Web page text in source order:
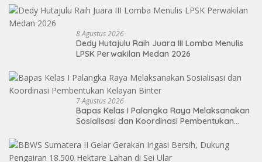
8 Agustus 2026
Dedy Hutajulu Raih Juara III Lomba Menulis
LPSK Perwakilan Medan 2026
7 Agustus 2026
Bapas Kelas I Palangka Raya Melaksanakan
Sosialisasi dan Koordinasi Pembentukan